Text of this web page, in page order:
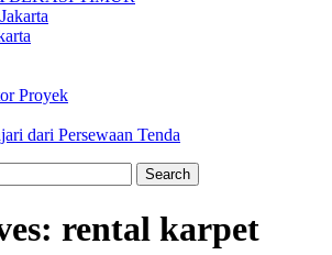
Proyek
dari Persewaan Tenda
rental karpet